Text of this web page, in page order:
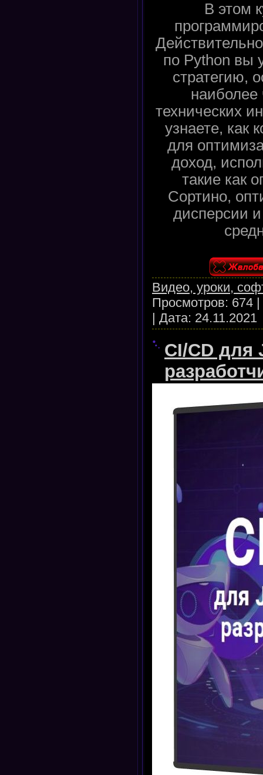
В этом
по Python вы
стратегию,
наиболее
технических
узнаете, как
для
доход,
такие как
Сортино,
дисперсии
Видео, уроки,
Просмотров: 674
Дата: 24.11.2021
CI/CD для